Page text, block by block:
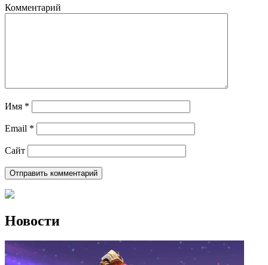
Комментарий
Имя *
Email *
Сайт
Новости